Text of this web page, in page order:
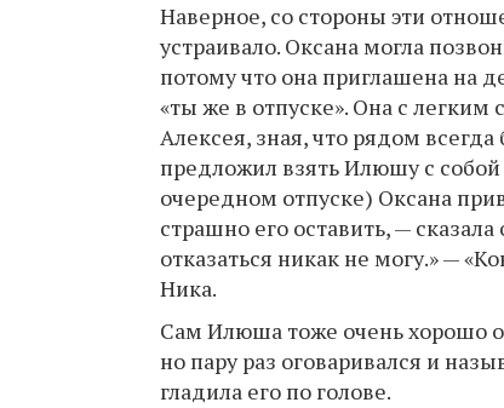
Наверное, со стороны эти
устраивало. Оксана могла
потому что она приглашена на
«ты же в отпуске». Она с
Алексея, зная, что рядом
предложил взять Илюшу с
очередном отпуске) Оксана
страшно его оставить, —
отказаться никак не могу.» —
Ника.
Сам Илюша тоже очень хорошо
но пару раз оговаривался и
гладила его по голове.